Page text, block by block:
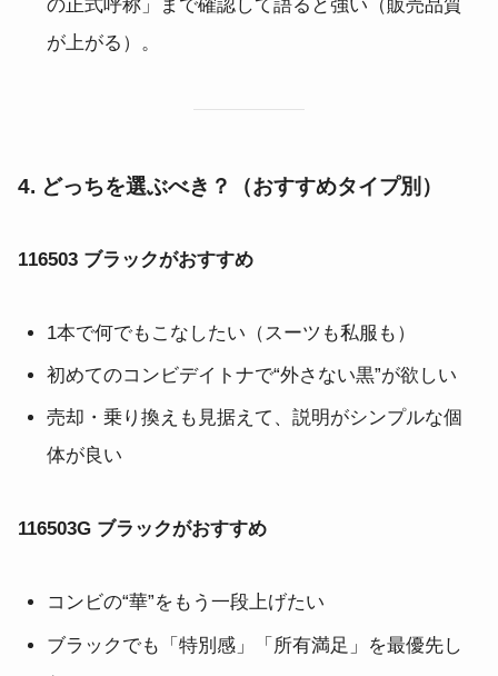
の正式呼称」まで確認して語ると強い（販売品質
が上がる）。
4. どっちを選ぶべき？（おすすめタイプ別）
116503 ブラックがおすすめ
1本で何でもこなしたい（スーツも私服も）
初めてのコンビデイトナで“外さない黒”が欲しい
売却・乗り換えも見据えて、説明がシンプルな個
体が良い
116503G ブラックがおすすめ
コンビの“華”をもう一段上げたい
ブラックでも「特別感」「所有満足」を最優先し